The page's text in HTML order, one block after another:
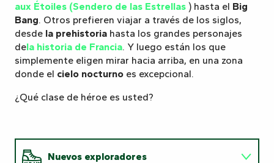
aux Étoiles (Sendero de las Estrellas ) hasta el Big
Bang. Otros prefieren viajar a través de los siglos,
desde la prehistoria hasta los grandes personajes
dela historia de Francia. Y luego están los que
simplemente eligen mirar hacia arriba, en una zona
donde el cielo nocturno es excepcional.
¿Qué clase de héroe es usted?
Nuevos exploradores